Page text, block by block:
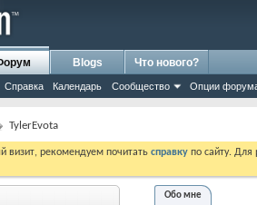
Справка Календарь Сообщество Опции
Blogs Что нового?
TylerEvota
визит, рекомендуем почитать справку по сайту.
Обо мне